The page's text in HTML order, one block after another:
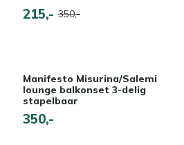
215,- 350,-
Manifesto Misurina/Salemi
lounge balkonset 3-delig
stapelbaar
350,-